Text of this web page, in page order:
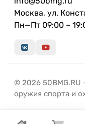
Москва, ул.
Пн—Пт 09:00 –
© 2026 50BMG.RU
оружия спорта и